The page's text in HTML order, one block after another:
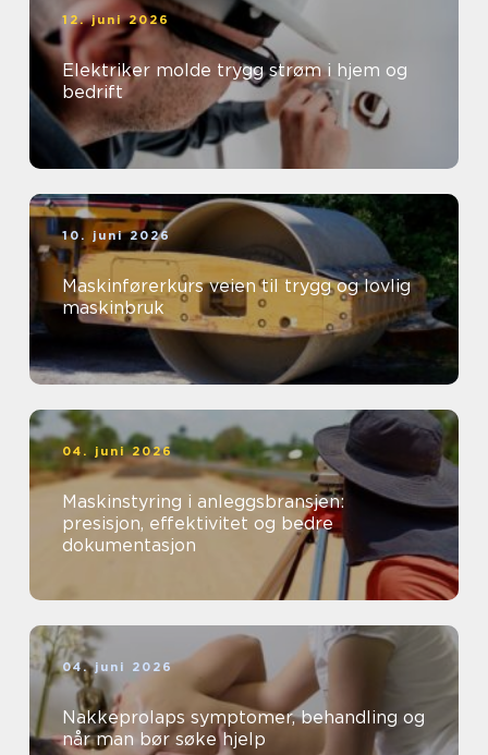
12. juni 2026
Elektriker molde trygg strøm i hjem og
bedrift
10. juni 2026
Maskinførerkurs veien til trygg og lovlig
maskinbruk
04. juni 2026
Maskinstyring i anleggsbransjen:
presisjon, effektivitet og bedre
dokumentasjon
04. juni 2026
Nakkeprolaps symptomer, behandling og
når man bør søke hjelp